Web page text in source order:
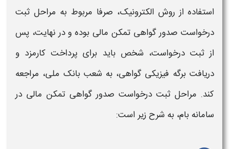
استفاده از روش الکترونیک، صرفا مربوط به مراحل ثبت
درخواست صدورگواهی تمکن مالی بوده و در نهایت، پس
از ثبت درخواست، شخص باید برای پرداخت کارمزد و
دریافت برگه فیزیکی گواهی، به شعب بانک ملی، مراجعه
کند. مراحل ثبت درخواست صدور گواهی تمکن مالی در
سامانه بام، به شرح زیر است: